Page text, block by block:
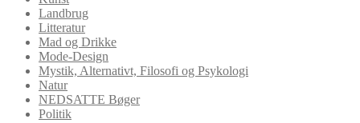
Landbrug
Litteratur
Mad og Drikke
Mode-Design
Mystik, Alternativt, Filosofi og Psykologi
Natur
NEDSATTE Bøger
Politik